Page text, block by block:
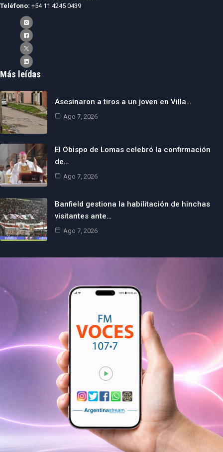
Teléfono: +54 11 4245 0439
Más leídas
Asesinaron a tiros a un joven en Villa…
Ago 7, 2026
El Obispo de Lomas celebró la confirmación
de…
Ago 7, 2026
Banfield gestiona la habilitación de hinchas
visitantes ante…
Ago 7, 2026